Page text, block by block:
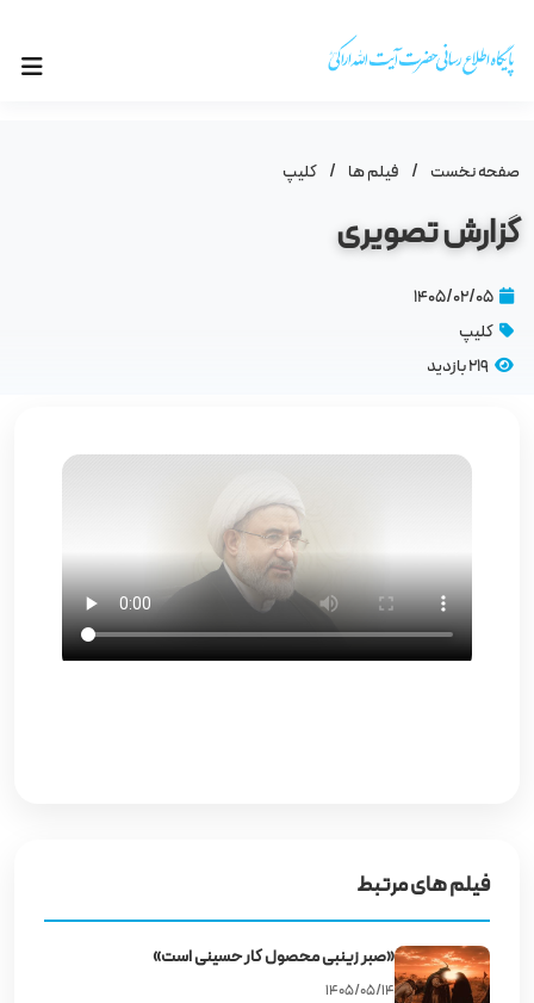
صفحه نخست / فیلم ها / کلیپ
گزارش تصویری
۱۴۰۵/۰۲/۰۵
کلیپ
219 بازدید
فیلم های مرتبط
«صبر زینبی محصول کار حسینی است»
۱۴۰۵/۰۵/۱۴